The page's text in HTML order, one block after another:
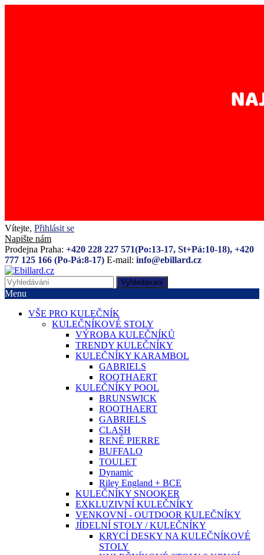
Vítejte, Přihlásit se
Napište nám
Prodejna Praha: +420 228 227 571(Po:13-17, St+Pá:10-18), +420
777 125 166 (Po-Pá:8-17) E-mail: info@ebillard.cz
Vyhledávání
Menu
VŠE PRO KULEČNÍK
KULEČNÍKOVÉ STOLY
VÝROBA KULEČNÍKŮ
TRENDY KULEČNÍKY
KULEČNÍKY KARAMBOL
GABRIELS
ROOTHAERT
KULEČNÍKY POOL
BRUNSWICK
ROOTHAERT
GABRIELS
CLASH
RENÉ PIERRE
BUFFALO
TOULET
Dynamic
Riley England + BCE
KULEČNÍKY SNOOKER
EXKLUZIVNÍ KULEČNÍKY
VENKOVNÍ - OUTDOOR KULEČNÍKY
JÍDELNÍ STOLY / KULEČNÍKY
KRYCÍ DESKY NA KULEČNÍKOVÉ
STOLY